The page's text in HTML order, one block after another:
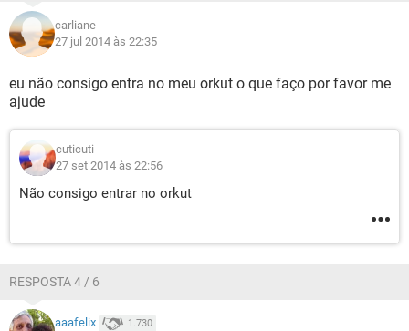
carliane
27 jul 2014 às 22:35
eu não consigo entra no meu orkut o que faço por favor me
ajude
cuticuti
27 set 2014 às 22:56
Não consigo entrar no orkut
RESPOSTA 4 / 6
aaafelix 1.730